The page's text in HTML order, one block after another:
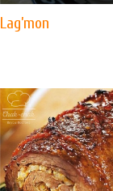
Lag’mon